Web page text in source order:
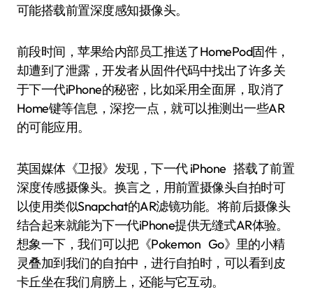
可能搭载前置深度感知摄像头。
前段时间，苹果给内部员工推送了HomePod固件，
却遭到了泄露，开发者从固件代码中找出了许多关
于下一代iPhone的秘密，比如采用全面屏，取消了
Home键等信息，深挖一点，就可以推测出一些AR
的可能应用。
英国媒体《卫报》发现，下一代 iPhone 搭载了前置
深度传感摄像头。换言之，用前置摄像头自拍时可
以使用类似Snapchat的AR滤镜功能。将前后摄像头
结合起来就能为下一代iPhone提供无缝式AR体验。
想象一下，我们可以把《Pokemon Go》里的小精
灵叠加到我们的自拍中，进行自拍时，可以看到皮
卡丘坐在我们肩膀上，还能与它互动。